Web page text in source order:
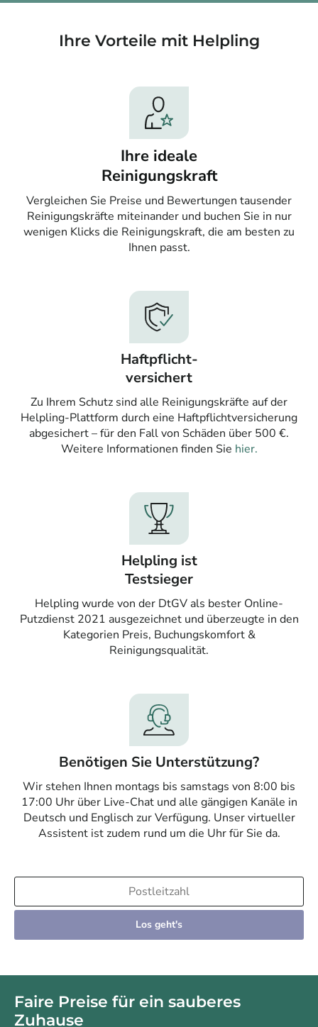
Ihre Vorteile mit Helpling​
Ihre ideale
Reinigungskraft
Vergleichen Sie Preise und Bewertungen tausender
Reinigungskräfte miteinander und buchen Sie in nur
wenigen Klicks die Reinigungskraft, die am besten zu
Ihnen passt.
Haftpflicht-
versichert
Zu Ihrem Schutz sind alle Reinigungskräfte auf der
Helpling-Plattform durch eine Haftpflichtversicherung
abgesichert – für den Fall von Schäden über 500 €.
Weitere Informationen finden Sie hier.
Helpling ist
Testsieger
Helpling wurde von der DtGV als bester Online-
Putzdienst 2021 ausgezeichnet und überzeugte in den
Kategorien Preis, Buchungskomfort &
Reinigungsqualität.
Benötigen Sie Unterstützung?
Wir stehen Ihnen montags bis samstags von 8:00 bis
17:00 Uhr über Live-Chat und alle gängigen Kanäle in
Deutsch und Englisch zur Verfügung. Unser virtueller
Assistent ist zudem rund um die Uhr für Sie da.
Los geht's
Faire Preise für ein sauberes
Zuhause